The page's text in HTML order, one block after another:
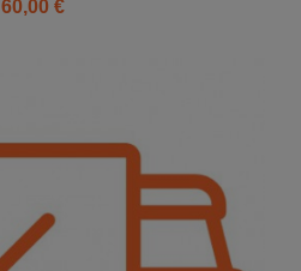
60,00 €